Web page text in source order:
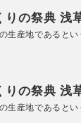
りの祭典 浅
生産地であると
りの祭典 浅
生産地であると